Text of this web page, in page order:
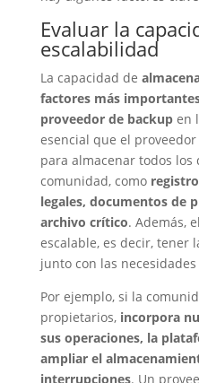
Evaluar la
escalabilidad
La capacidad de
factores más
proveedor de backupen
esencial que el
para almacenar todos los
comunidad, como
legales, documentos de
archivo crítico. Además,
escalable, es decir, tener
junto con las
Por ejemplo, si la
propietarios,incorpora
sus operaciones, la
ampliar el
interrupciones. Un